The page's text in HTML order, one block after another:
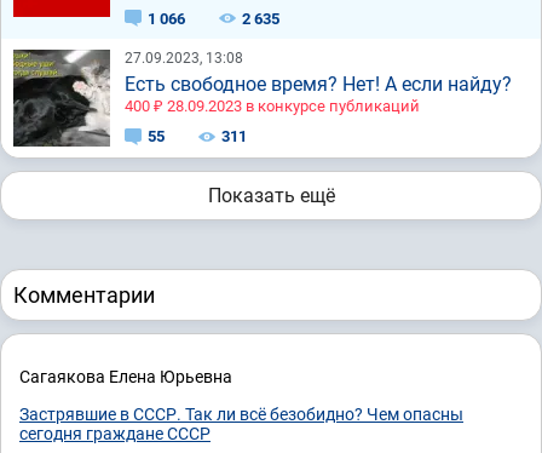
1 066
2 635
27.09.2023, 13:08
Есть свободное время? Нет! А если найду?
400 ₽ 28.09.2023 в конкурсе публикаций
55
311
Показать ещё
Комментарии
Сагаякова Елена Юрьевна
Застрявшие в СССР. Так ли всё безобидно? Чем опасны
сегодня граждане СССР